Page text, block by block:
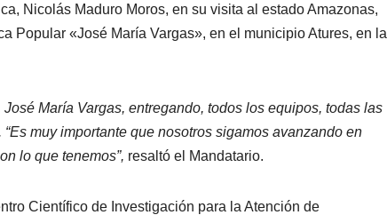
Nicolás Maduro Moros, en su visita al estado Amazonas,
Popular «José María Vargas», en el municipio Atures, en la
María Vargas, entregando, todos los equipos, todas las
muy importante que nosotros sigamos avanzando en
lo que tenemos”, resaltó el Mandatario.
Científico de Investigación para la Atención de